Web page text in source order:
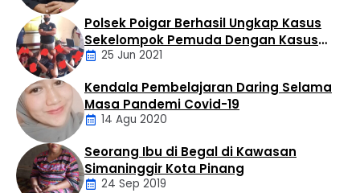
Artikel
Daerah
Polsek Poigar Berhasil Ungkap Kasus
Sekelompok Pemuda Dengan Kasus
Pencabulan
25 Jun 2021
Artikel
Kendala Pembelajaran Daring Selama
Masa Pandemi Covid-19
14 Agu 2020
Seorang Ibu di Begal di Kawasan
Simaninggir Kota Pinang
24 Sep 2019